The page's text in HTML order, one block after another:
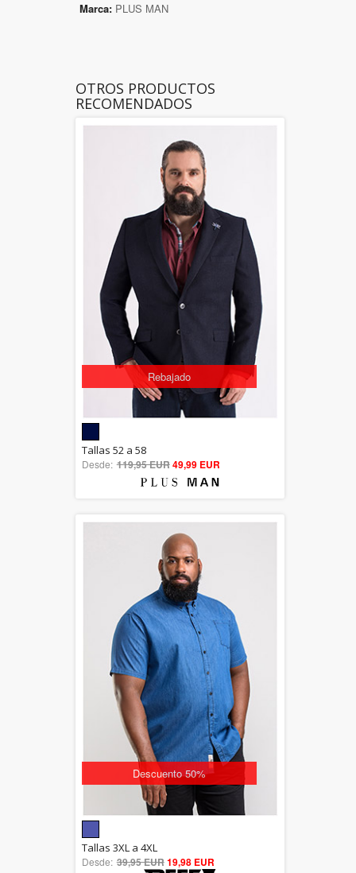
Marca: PLUS MAN
OTROS PRODUCTOS
RECOMENDADOS
Rebajado
out of 5
Tallas 52 a 58
Desde: 119,95 EUR49,99 EUR
Descuento 50%
5.00
out of 5
Tallas 3XL a 4XL
Desde: 39,95 EUR19,98 EUR